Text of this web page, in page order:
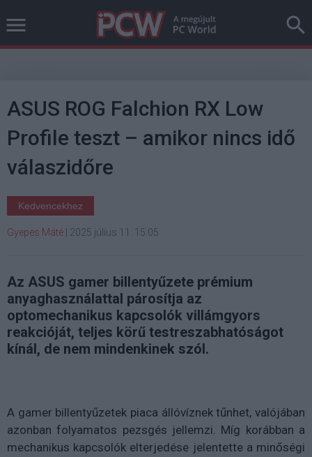
ASUS ROG Falchion RX Low
Profile teszt – amikor nincs idő
válaszidőre
Kedvencekhez
Gyepes Máté 2025 július 11. 15:05
Az ASUS gamer billentyűzete prémium
anyaghasználattal párosítja az
optomechanikus kapcsolók villámgyors
reakcióját, teljes körű testreszabhatóságot
kínál, de nem mindenkinek szól.
A gamer billentyűzetek piaca állóvíznek tűnhet, valójában
azonban folyamatos pezsgés jellemzi. Míg korábban a
mechanikus kapcsolók elterjedése jelentette a minőségi